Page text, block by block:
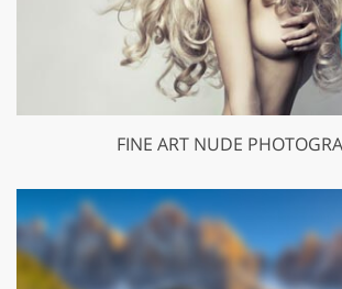
FINE ART NUDE